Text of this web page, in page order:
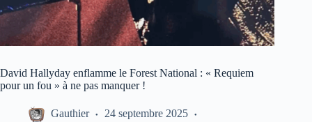
David Hallyday enflamme le Forest National : « Requiem
pour un fou » à ne pas manquer !
Gauthier
24 septembre 2025